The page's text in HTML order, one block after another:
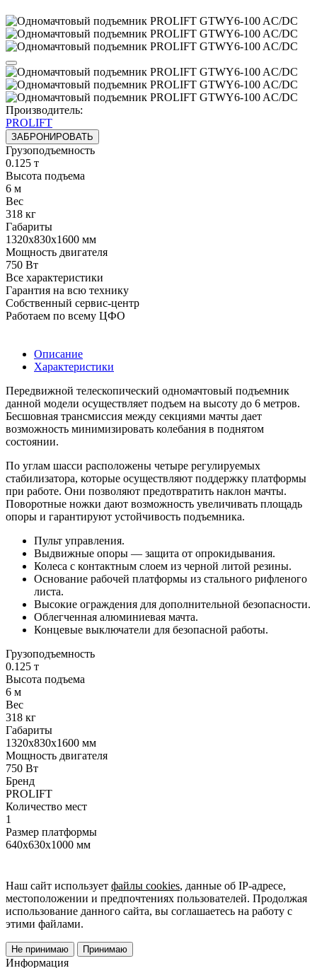
Производитель:
PROLIFT
ЗАБРОНИРОВАТЬ
Грузоподъемность
0.125 т
Высота подъема
6 м
Вес
318 кг
Габариты
1320х830х1600 мм
Мощность двигателя
750 Вт
Все характеристики
Гарантия на всю технику
Собственный сервис-центр
Работаем по всему ЦФО
Описание
Характеристики
Передвижной телескопический одномачтовый подъемник
данной модели осуществляет подъем на высоту до 6 метров.
Бесшовная трансмиссия между секциями мачты дает
возможность минимизировать колебания в поднятом
состоянии.
По углам шасси расположены четыре регулируемых
стабилизатора, которые осуществляют поддержку платформы
при работе. Они позволяют предотвратить наклон мачты.
Поворотные ножки дают возможность увеличивать площадь
опоры и гарантируют устойчивость подъемника.
Пульт управления.
Выдвижные опоры — защита от опрокидывания.
Колеса с контактным слоем из черной литой резины.
Основание рабочей платформы из стального рифленого
листа.
Высокие ограждения для дополнительной безопасности.
Облегченная алюминиевая мачта.
Концевые выключатели для безопасной работы.
Грузоподъемность
0.125 т
Высота подъема
6 м
Вес
318 кг
Габариты
1320х830х1600 мм
Мощность двигателя
750 Вт
Бренд
PROLIFT
Количество мест
1
Размер платформы
640х630х1000 мм
Наш сайт использует файлы cookies, данные об IP-адресе,
местоположении и предпочтениях пользователей. Продолжая
использование данного сайта, вы соглашаетесь на работу с
этими файлами.
Не принимаю Принимаю
Информация